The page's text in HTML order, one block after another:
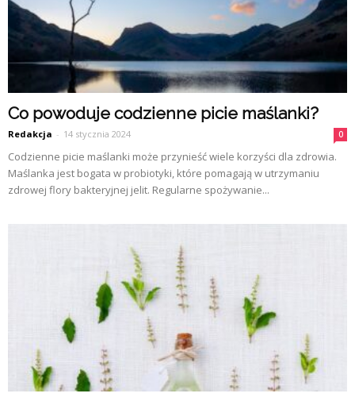
Co powoduje codzienne picie maślanki?
Redakcja - 14 stycznia 2024 0
Codzienne picie maślanki może przynieść wiele korzyści dla zdrowia.
Maślanka jest bogata w probiotyki, które pomagają w utrzymaniu
zdrowej flory bakteryjnej jelit. Regularne spożywanie...